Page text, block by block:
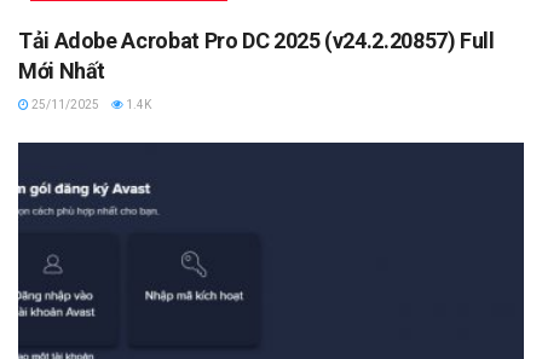
Tải Adobe Acrobat Pro DC 2025 (v24.2.20857) Full
Mới Nhất
25/11/2025 1.4K